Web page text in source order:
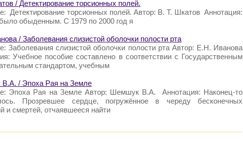
/ Детектирование торсионных полей.
Детектирование торсионных полей. Автор: В. Т. Шкатов Аннотация:
обыденным. С 1979 по 2000 год я
/ Заболевания слизистой оболочки полости рта
Заболевания слизистой оболочки полости рта Автор: Е.Н. Иванова
Учебное пособие составлено в соответствии с Государственным
стандартом, учебным
/ Эпоха Рая на Земле
Эпоха Рая на Земле Автор: Шемшук В.А. Аннотация: Наконец-то
Прозревшее сердце, погружённое в череду бесконечных
и смертей, отчаявшееся найти